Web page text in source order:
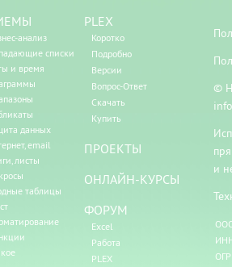
анализ
списки
и время
данных
email
листы
таблицы
PLEX
Коротко
Подробно
Версии
Вопрос-Ответ
Скачать
Купить
ПРОЕКТЫ
ОНЛАЙН-КУРСЫ
ФОРУМ
Excel
Работа
PLEX
©
и